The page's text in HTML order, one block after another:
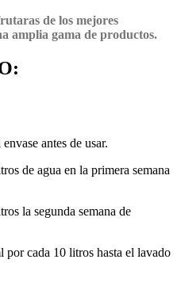
de los mejores
amplia gama de productos.
antes de usar.
de agua en la primera semana
la segunda semana de
por cada 10 litros hasta el lavado